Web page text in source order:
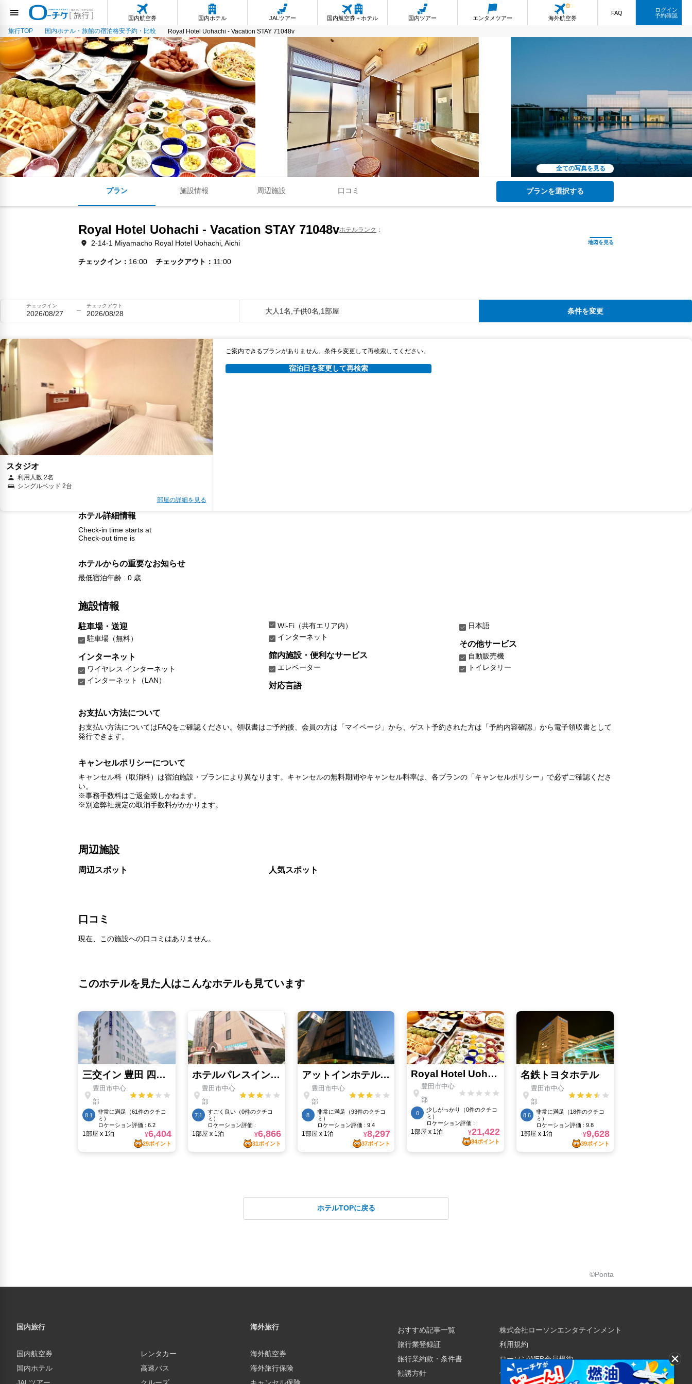
国内航空券 国内ホテル JALツアー 国内航空券＋ホテル 国内ツアー エンタメツアー 海外航空券
FAQ
ログイン
予約確認
旅行TOP 国内ホテル・旅館の宿泊格安予約・比較 Royal Hotel Uohachi - Vacation STAY 71048v
全ての写真を見る
プラン 施設情報 周辺施設 口コミ プランを選択する
Royal Hotel Uohachi - Vacation STAY 71048vホテルランク
2-14-1 Miyamacho Royal Hotel Uohachi, Aichi
チェックイン 16:00 チェックアウト 11:00
チェックイン
2026/08/27
チェックアウト
2026/08/28 大人1名,子供0名,1部屋 条件を変更
スタジオ
利用人数 2名
シングルベッド 2台
部屋の詳細を見る
ご案内できるプランがありません。条件を変更して再検索してください。
宿泊日を変更して再検索
ホテル詳細情報
Check-in time starts at
Check-out time is
ホテルからの重要なお知らせ
最低宿泊年齢 : 0 歳
施設情報
駐車場・送迎
駐車場（無料）
インターネット
ワイヤレス インターネット
インターネット（LAN）
Wi-Fi（共有エリア内）
インターネット
館内施設・便利なサービス
エレベーター
対応言語
日本語
その他サービス
自動販売機
トイレタリー
お支払い方法について
お支払い方法についてはFAQをご確認ください。領収書はご予約後、会員の方は「マイページ」から、ゲスト予約された方は「予約内容確認」から電子領収書として
発行できます。
キャンセルポリシーについて
キャンセル料（取消料）は宿泊施設・プランにより異なります。キャンセルの無料期間やキャンセル料率は、各プランの「キャンセルポリシー」で必ずご確認くださ
い。
※事務手数料はご返金致しかねます。
※別途弊社規定の取消手数料がかかります。
周辺施設
周辺スポット 人気スポット
口コミ
現在、この施設への口コミはありません。
このホテルを見た人はこんなホテルも見ています
ホテルTOPに戻る
©Ponta
国内旅行
国内航空券
国内ホテル
レンタカー
高速バス
海外旅行
海外航空券
海外旅行保険
おすすめ記事一覧
旅行業登録証
旅行業約款・条件書
勧誘方針
株式会社ローソンエンタテインメント
利用規約
ローソンWEB会員規約
個人情報の取り扱いについて